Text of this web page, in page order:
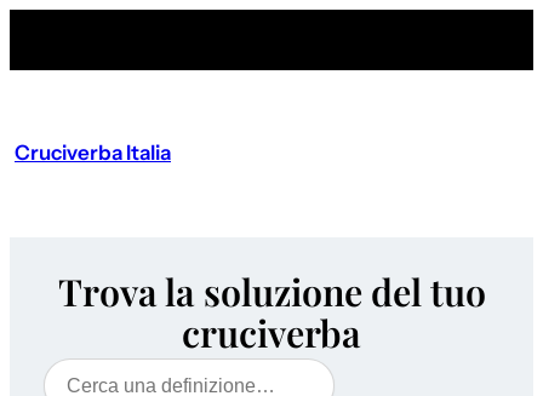
Cruciverba Italia
Trova la soluzione del tuo
cruciverba
Cerca